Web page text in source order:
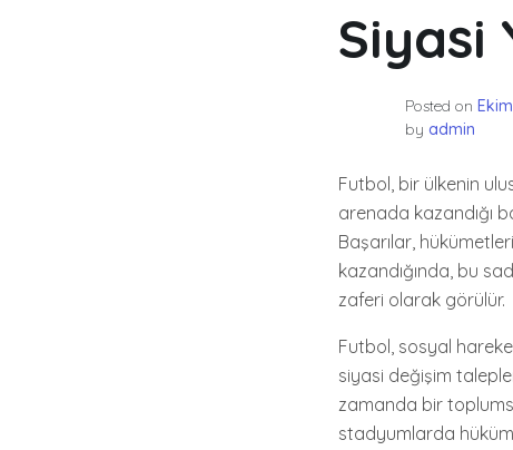
Siyasi
Posted on
by admin
Futbol, bir ülkenin
arenada kazandığı
Başarılar,
kazandığında, bu
zaferi olarak görülür.
Futbol, sosyal
siyasi değişim
zamanda bir
stadyumlarda